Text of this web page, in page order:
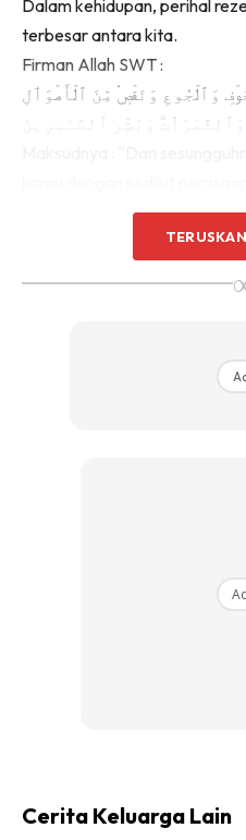
Dalam kehidupan, perihal
terbesar antara kita.
Firman Allah SWT :
وَٱلۡجُوعِ وَنَقۡصٍ۬ مِّنَ ٱلۡأَمۡوَٲلِ
وَٱلثَّمَرَٲتِ‌ۗ وَبَشِّرِ ٱلصَّـٰبِرِينَ
kekurangan harta benda dan
kami hendak melihat sama
Antara bentuk rezeki yang
Cerita Keluarga Lain